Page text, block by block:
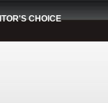
CHOICE